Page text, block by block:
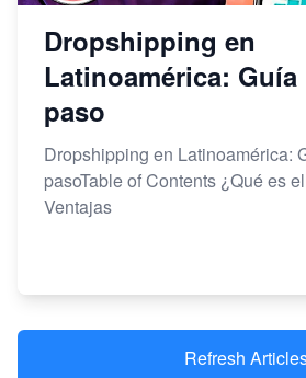
Dropshipping en
Latinoamérica: Guía
paso
Dropshipping en Latinoamérica:
pasoTable of Contents ¿Qué es
Ventajas
Refresh